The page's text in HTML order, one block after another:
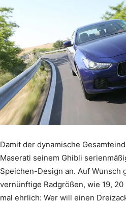
Damit der dynamische
Maserati seinem Ghibli
Speichen-Design an. Auf Wunsch
vernünftige Radgrößen, wie 19,
mal ehrlich: Wer will einen